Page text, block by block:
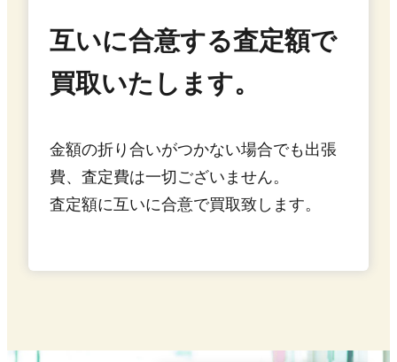
互いに合意する査定額で
買取いたします。
金額の折り合いがつかない場合でも出張
費、査定費は一切ございません。
査定額に互いに合意で買取致します。